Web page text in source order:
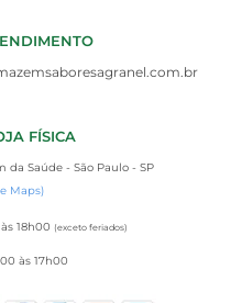
FÍSICA
da Saúde - São Paulo - SP
Maps)
18h00(exceto feriados)
às 17h00